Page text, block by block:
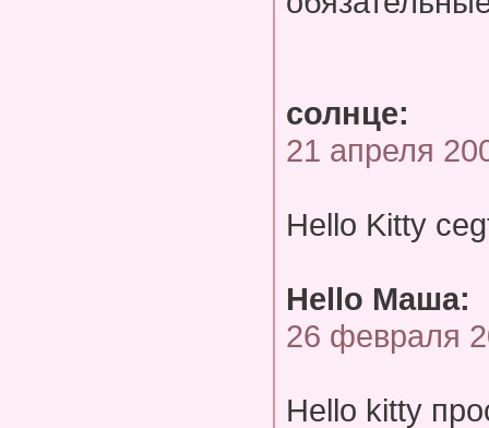
солнце:
21 апреля
Hello Kitty
Hello Маша:
26 февраля
Hello kitty